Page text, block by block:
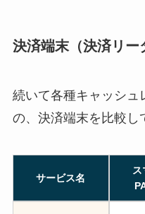
決済端末（決済リー
続いて各種キャッシュ
の、決済端末を比較し
サービス名
ス